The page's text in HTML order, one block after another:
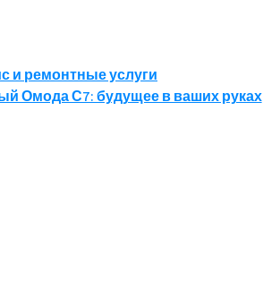
и ремонтные услуги
Омода С7: будущее в ваших руках